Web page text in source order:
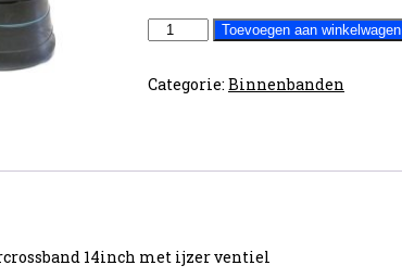
Binnenband
14inch
Toevoegen aan winkelwagen
Categorie: Binnenbanden
14inch met ijzer ventiel